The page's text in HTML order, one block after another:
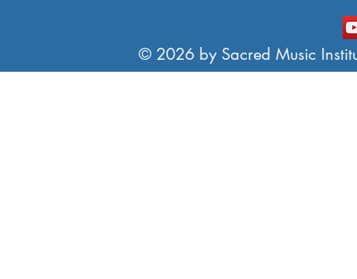
© 2026 by Sacred Music